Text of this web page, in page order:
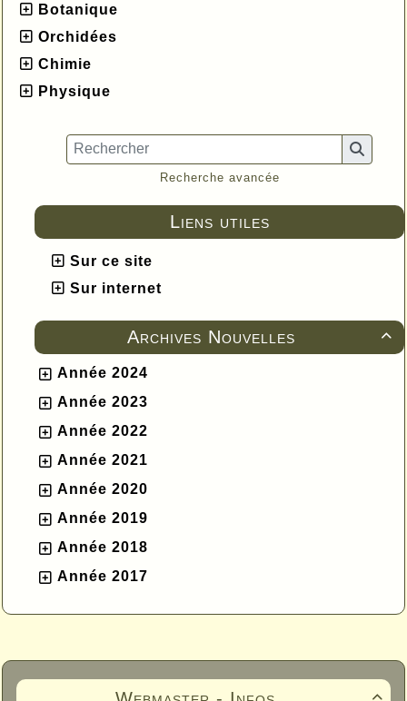
Botanique
Orchidées
Chimie
Physique
Recherche avancée
Liens utiles
Sur ce site
Sur internet

Archives Nouvelles
Année 2024
Année 2023
Année 2022
Année 2021
Année 2020
Année 2019
Année 2018
Année 2017
